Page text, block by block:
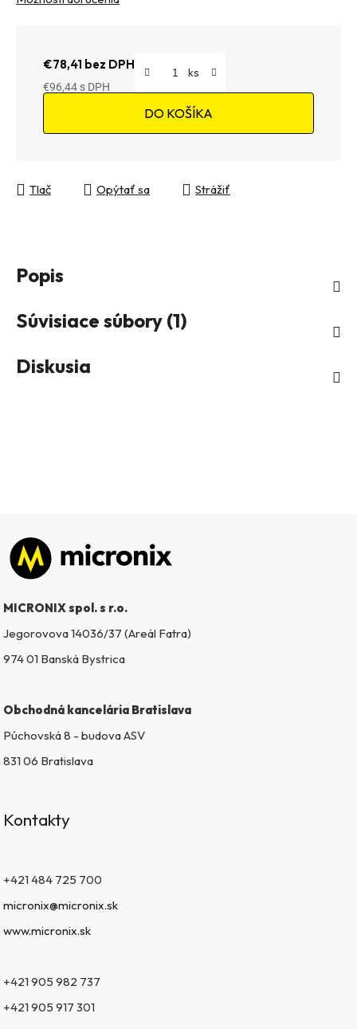
€78,41 bez DPH
€96,44
DO KOŠÍKA
Tlač Opýtať sa Strážiť
Popis
Súvisiace súbory (1)
Diskusia
Zápätie
MICRONIX spol. s r.o.
Jegorovova 14036/37 (Areál Fatra)
974 01 Banská Bystrica
Obchodná kancelária Bratislava
Púchovská 8 - budova ASV
831 06 Bratislava
Kontakty
+421 484 725 700
micronix@micronix.sk
www.micronix.sk
+421 905 982 737
+421 905 917 301